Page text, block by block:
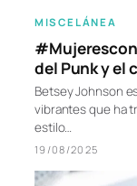
MISCELÁNEA
del Punk y el
Betsey Johnson
vibrantes que ha
estilo…
19/08/2025